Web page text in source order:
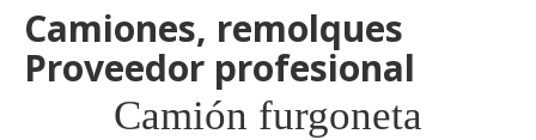
Camiones, remolques
Proveedor profesional
Camión furgoneta